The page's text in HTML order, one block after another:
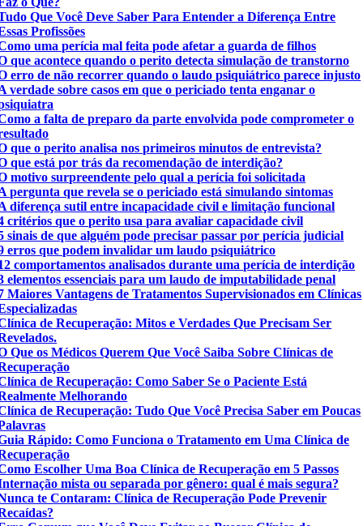
Que Você Deve Saber Para Entender a Diferença Entre
Profissões
uma perícia mal feita pode afetar a guarda de filhos
que acontece quando o perito detecta simulação de transtorno
erro de não recorrer quando o laudo psiquiátrico parece injusto
verdade sobre casos em que o periciado tenta enganar o
a falta de preparo da parte envolvida pode comprometer o
que o perito analisa nos primeiros minutos de entrevista?
que está por trás da recomendação de interdição?
motivo surpreendente pelo qual a perícia foi solicitada
pergunta que revela se o periciado está simulando sintomas
diferença sutil entre incapacidade civil e limitação funcional
critérios que o perito usa para avaliar capacidade civil
sinais de que alguém pode precisar passar por perícia judicial
erros que podem invalidar um laudo psiquiátrico
comportamentos analisados durante uma perícia de interdição
elementos essenciais para um laudo de imputabilidade penal
Maiores Vantagens de Tratamentos Supervisionados em Clínicas
de Recuperação: Mitos e Verdades Que Precisam Ser
Que os Médicos Querem Que Você Saiba Sobre Clínicas de
de Recuperação: Como Saber Se o Paciente Está
Melhorando
de Recuperação: Tudo Que Você Precisa Saber em Poucas
Rápido: Como Funciona o Tratamento em Uma Clínica de
Escolher Uma Boa Clínica de Recuperação em 5 Passos
mista ou separada por gênero: qual é mais segura?
te Contaram: Clínica de Recuperação Pode Prevenir